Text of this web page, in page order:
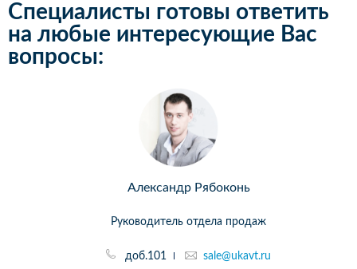
Специалисты готовы ответить
на любые интересующие Вас
вопросы:
Александр Рябоконь
Руководитель отдела продаж
доб.101 sale@ukavt.ru